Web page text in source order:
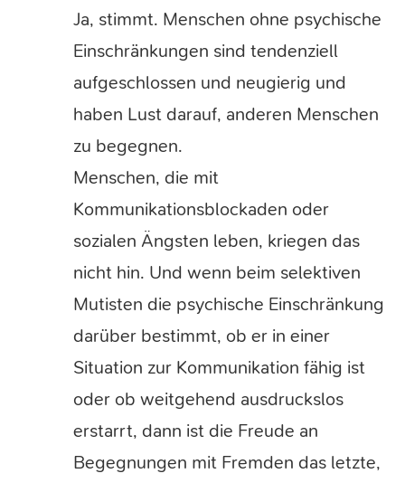
Ja, stimmt. Menschen ohne psychische
Einschränkungen sind tendenziell
aufgeschlossen und neugierig und
haben Lust darauf, anderen Menschen
zu begegnen.
Menschen, die mit
Kommunikationsblockaden oder
sozialen Ängsten leben, kriegen das
nicht hin. Und wenn beim selektiven
Mutisten die psychische Einschränkung
darüber bestimmt, ob er in einer
Situation zur Kommunikation fähig ist
oder ob weitgehend ausdruckslos
erstarrt, dann ist die Freude an
Begegnungen mit Fremden das letzte,